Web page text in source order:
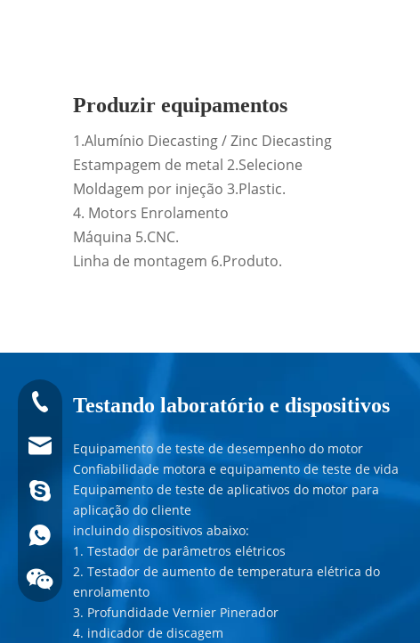
Produzir equipamentos
1.Alumínio Diecasting / Zinc Diecasting
Estampagem de metal 2.Selecione
Moldagem por injeção 3.Plastic.
4. Motors Enrolamento
Máquina 5.CNC.
Linha de montagem 6.Produto.
Testando laboratório e dispositivos
Equipamento de teste de desempenho do motor
Confiabilidade motora e equipamento de teste de vida
Equipamento de teste de aplicativos do motor para
aplicação do cliente
incluindo dispositivos abaixo:
1. Testador de parâmetros elétricos
2. Testador de aumento de temperatura elétrica do
enrolamento
3. Profundidade Vernier Pinerador
4. indicador de discagem
Tel:0086 13808637315
E-mail:james@hkritscher.com
E-mail:admin@hkritscher.com
Skype: whzggm
Whatsapp:+86 13808637315